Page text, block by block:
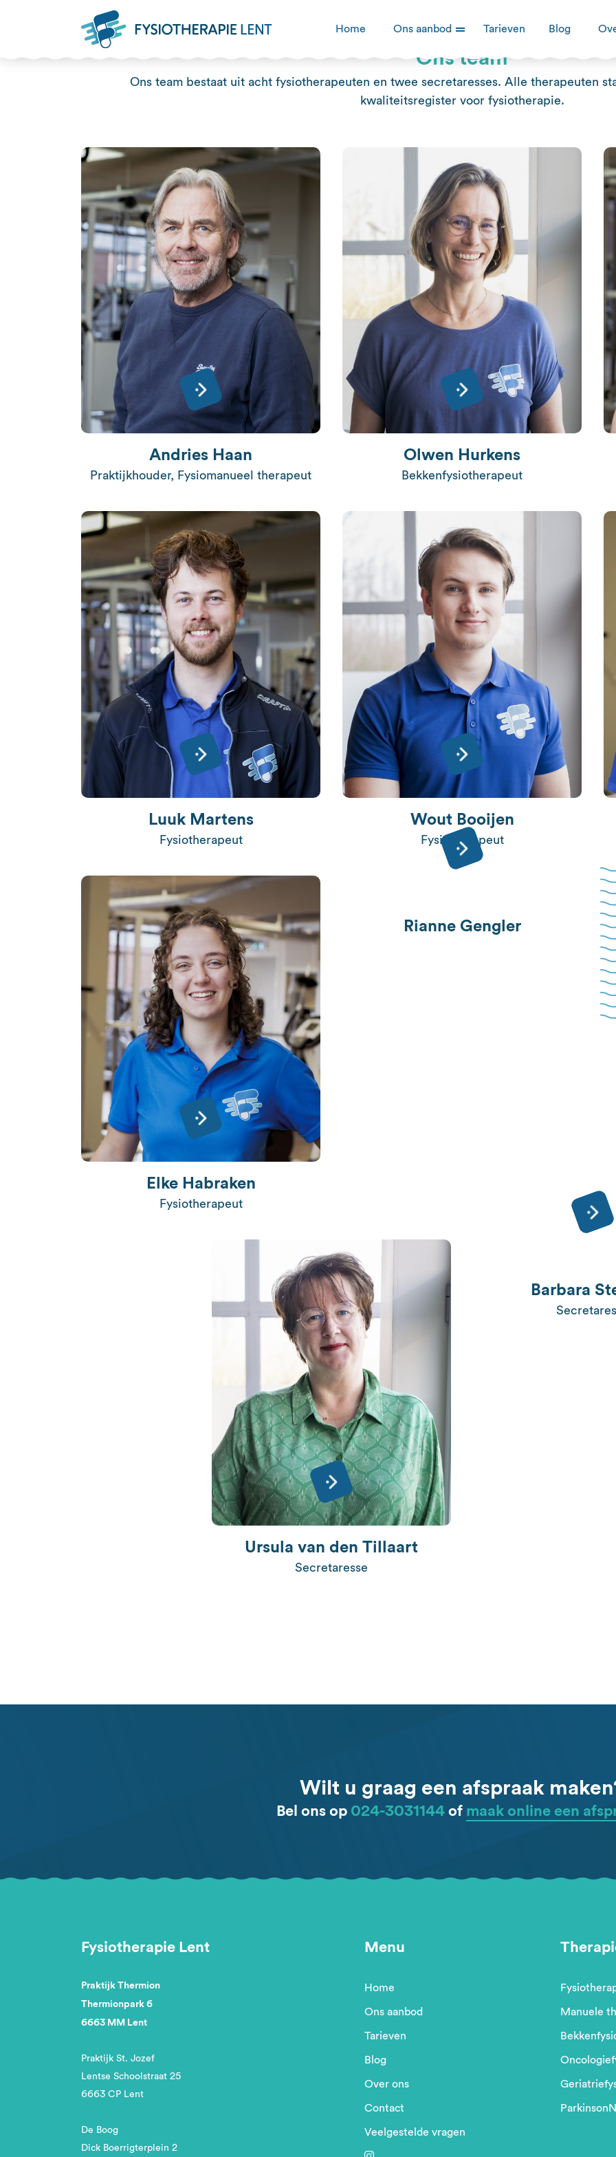
Home Ons aanbod Tarieven Blog
Ons team
Ons team bestaat uit acht fysiotherapeuten en twee secretaresses. Alle therapeuten
kwaliteitsregister voor fysiotherapie.
Andries Haan
Praktijkhouder, Fysiomanueel therapeut
Olwen Hurkens
Bekkenfysiotherapeut
Luuk Martens
Fysiotherapeut
Wout Booijen
Fysiotherapeut
Elke Habraken
Fysiotherapeut
Rianne Gengler
Ursula van den Tillaart
Secretaresse
Barbara
Wilt u graag een afspraak
Bel ons op 024-3031144of maak online een
Fysiotherapie Lent
Praktijk Thermion
Thermionpark 6
6663 MM Lent
Praktijk St. Jozef
Lentse Schoolstraat 25
6663 CP Lent
De Boog
Dick Boerrigterplein 2
Menu
Home
Ons aanbod
Tarieven
Blog
Over ons
Contact
Veelgestelde vragen
Manuele